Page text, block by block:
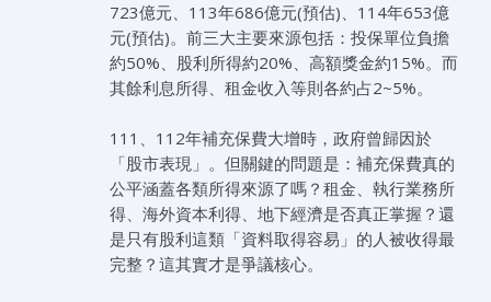
723億元、113年686億元(預估)、114年653億
元(預估)。前三大主要來源包括：投保單位負擔
約50%、股利所得約20%、高額獎金約15%。而
其餘利息所得、租金收入等則各約占2~5%。
111、112年補充保費大增時，政府曾歸因於
「股市表現」。但關鍵的問題是：補充保費真的
公平涵蓋各類所得來源了嗎？租金、執行業務所
得、海外資本利得、地下經濟是否真正掌握？還
是只有股利這類「資料取得容易」的人被收得最
完整？這其實才是爭議核心。